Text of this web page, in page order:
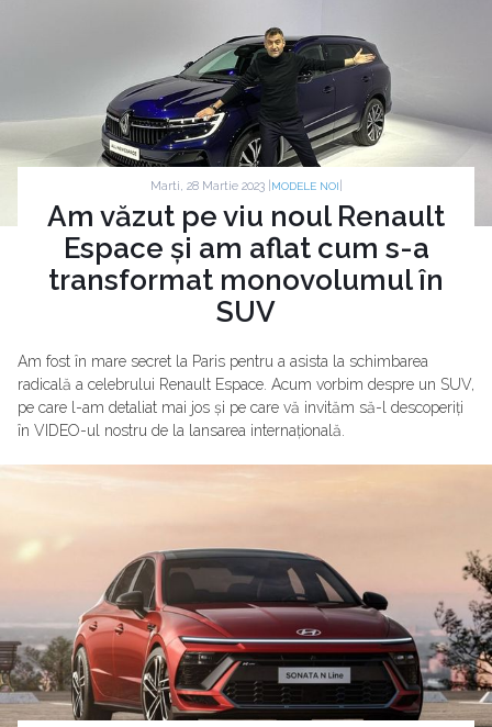
Marti, 28 Martie 2023 | MODELE NOI
Am văzut pe viu noul Renault
Espace și am aflat cum s-a
transformat monovolumul în
SUV
Am fost în mare secret la Paris pentru a asista la schimbarea
radicală a celebrului Renault Espace. Acum vorbim despre un SUV,
pe care l-am detaliat mai jos și pe care vă invităm să-l descoperiți
în VIDEO-ul nostru de la lansarea internațională.